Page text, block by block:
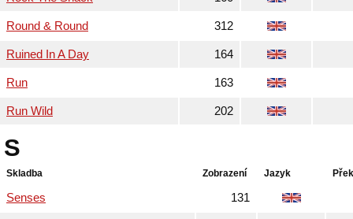
Round & Round 312
Ruined In A Day 164
Run 163
Run Wild 202
S
Skladba Zobrazení Jazyk
Senses 131